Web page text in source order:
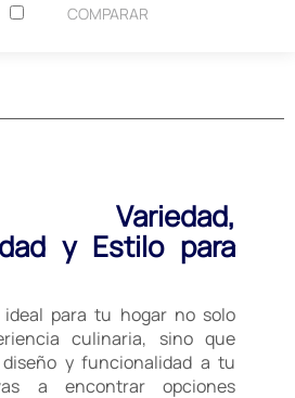
COMPARAR
Variedad,
y Estilo para
para tu hogar no solo
culinaria, sino que
y funcionalidad a tu
a encontrar opciones